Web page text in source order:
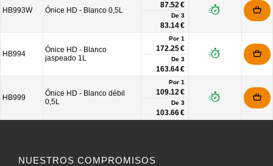
HB993W Ónice HD - Blanco 0,5L
87.52 €
De 3
83.14 €
HB994
Ónice HD - Blanco
jaspeado 1L
Por 1
172.25 €
De 3
163.64 €
HB999
Ónice HD - Blanco débil
0,5L
Por 1
109.12 €
De 3
103.66 €
NUESTROS COMPROMISOS